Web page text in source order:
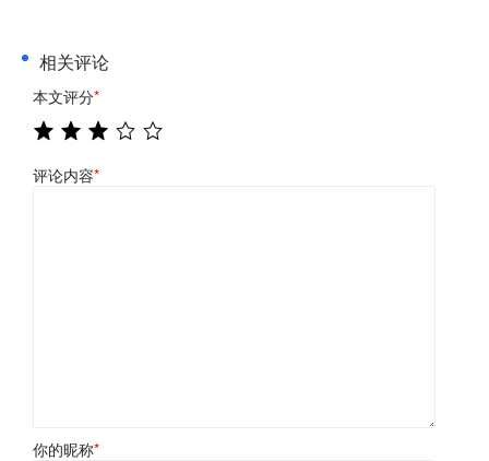
相关评论
本文评分*
评论内容*
你的昵称*